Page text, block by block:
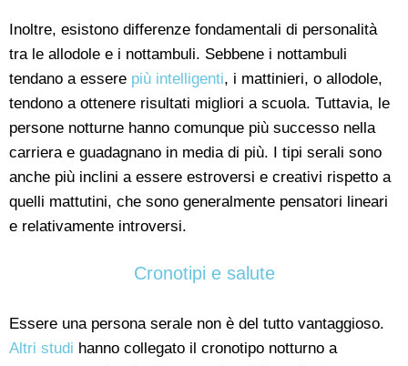
Inoltre, esistono differenze fondamentali di personalità
tra le allodole e i nottambuli. Sebbene i nottambuli
tendano a essere più intelligenti, i mattinieri, o allodole,
tendono a ottenere risultati migliori a scuola. Tuttavia, le
persone notturne hanno comunque più successo nella
carriera e guadagnano in media di più. I tipi serali sono
anche più inclini a essere estroversi e creativi rispetto a
quelli mattutini, che sono generalmente pensatori lineari
e relativamente introversi.
Cronotipi e salute
Essere una persona serale non è del tutto vantaggioso.
Altri studi hanno collegato il cronotipo notturno a